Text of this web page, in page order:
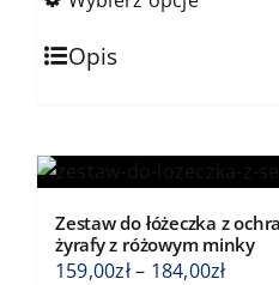
Ten
produkt
wariantów.
można
wybrać
Opis
Zestaw do łóżeczka z
żyrafy z różowym minky
159,00zł– 184,00złZakres